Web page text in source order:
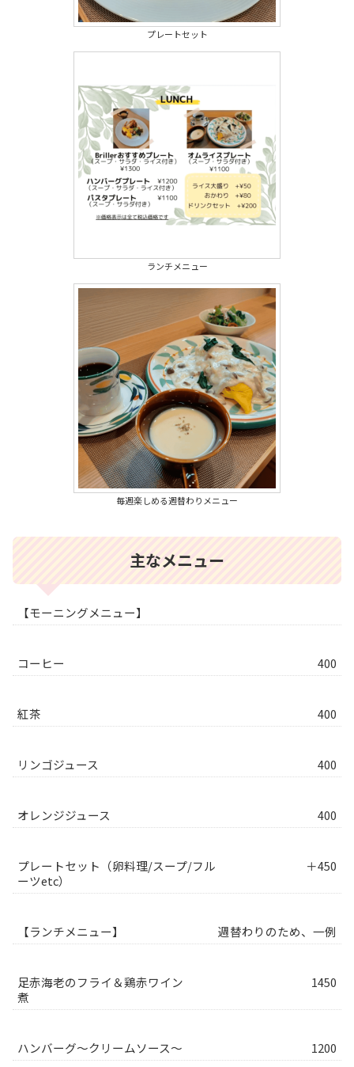
プレートセット
ランチメニュー
毎週楽しめる週替わりメニュー
主なメニュー
【モーニングメニュー】
コーヒー 400
紅茶 400
リンゴジュース 400
オレンジジュース 400
プレートセット（卵料理/スープ/フル
ーツetc）
＋450
【ランチメニュー】 週替わりのため、一例
足赤海老のフライ＆鶏赤ワイン
煮
1450
ハンバーグ～クリームソース～ 1200